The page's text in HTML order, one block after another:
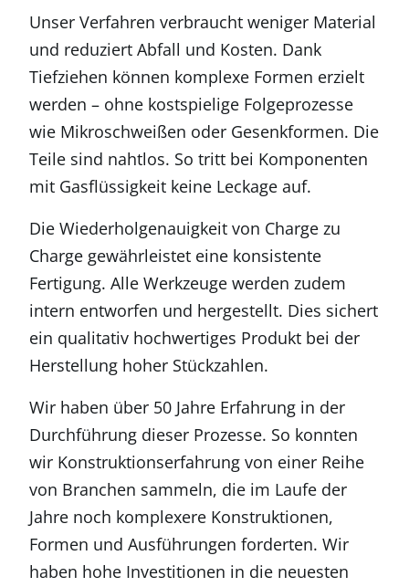
Unser Verfahren verbraucht weniger Material
und reduziert Abfall und Kosten. Dank
Tiefziehen können komplexe Formen erzielt
werden – ohne kostspielige Folgeprozesse
wie Mikroschweißen oder Gesenkformen. Die
Teile sind nahtlos. So tritt bei Komponenten
mit Gasflüssigkeit keine Leckage auf.
Die Wiederholgenauigkeit von Charge zu
Charge gewährleistet eine konsistente
Fertigung. Alle Werkzeuge werden zudem
intern entworfen und hergestellt. Dies sichert
ein qualitativ hochwertiges Produkt bei der
Herstellung hoher Stückzahlen.
Wir haben über 50 Jahre Erfahrung in der
Durchführung dieser Prozesse. So konnten
wir Konstruktionserfahrung von einer Reihe
von Branchen sammeln, die im Laufe der
Jahre noch komplexere Konstruktionen,
Formen und Ausführungen forderten. Wir
haben hohe Investitionen in die neuesten